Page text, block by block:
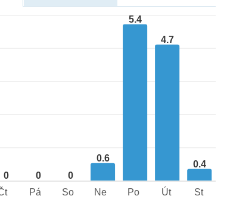
0 0 0
0.6
5.4
4.7
0.4
Pá So Ne Po Út St